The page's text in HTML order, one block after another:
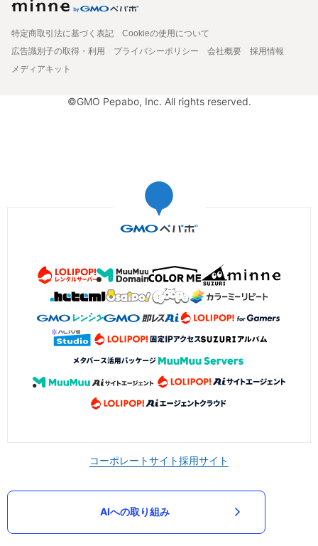
特定商取引法に基づく表記
Cookieの使用について
広告識別子の取得・利用
プライバシーポリシー 会社概要
採用情報
メディアキット
©GMO Pepabo, Inc. All rights reserved.
コーポレートサイト採用サイト
AIへの取り組み